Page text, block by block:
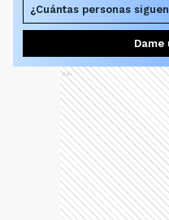
¿Cuántas personas
Dame
Ads